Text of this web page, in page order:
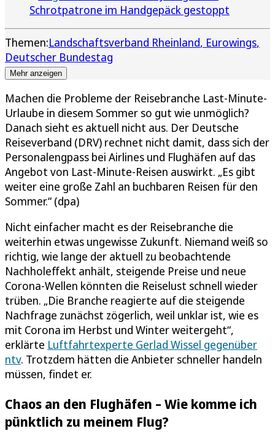
Schrotpatrone im Handgepäck gestoppt
Themen:Landschaftsverband Rheinland Eurowings
Deutscher Bundestag
Mehr anzeigen
Machen die Probleme der Reisebranche Last-Minute-
Urlaube in diesem Sommer so gut wie unmöglich?
Danach sieht es aktuell nicht aus. Der Deutsche
Reiseverband (DRV) rechnet nicht damit, dass sich der
Personalengpass bei Airlines und Flughäfen auf das
Angebot von Last-Minute-Reisen auswirkt. „Es gibt
weiter eine große Zahl an buchbaren Reisen für den
Sommer.“ (dpa)
Nicht einfacher macht es der Reisebranche die
weiterhin etwas ungewisse Zukunft. Niemand weiß so
richtig, wie lange der aktuell zu beobachtende
Nachholeffekt anhält, steigende Preise und neue
Corona-Wellen könnten die Reiselust schnell wieder
trüben. „Die Branche reagierte auf die steigende
Nachfrage zunächst zögerlich, weil unklar ist, wie es
mit Corona im Herbst und Winter weitergeht“,
erklärte Luftfahrtexperte Gerlad Wissel gegenüber
ntv. Trotzdem hätten die Anbieter schneller handeln
müssen, findet er.
Chaos an den Flughäfen – Wie komme ich
pünktlich zu meinem Flug?